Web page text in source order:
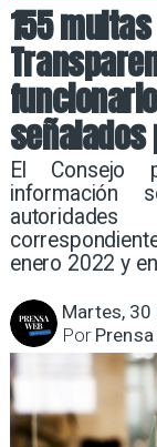
155
señalados
El Consejo
información
enero 2022 y
Martes,
Por